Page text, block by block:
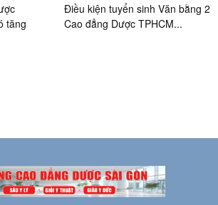
tăng
Điều kiện tuyển sinh Văn bằng 2
Cao đẳng Dược TPHCM...